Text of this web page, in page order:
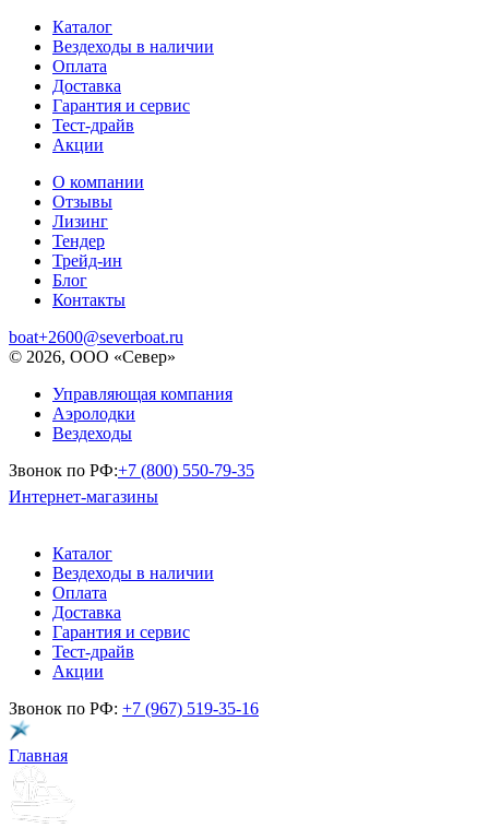
Каталог
Вездеходы в наличии
Оплата
Доставка
Гарантия и сервис
Тест-драйв
Акции
О компании
Отзывы
Лизинг
Тендер
Трейд-ин
Блог
Контакты
boat+2600@severboat.ru
© 2026, ООО «Север»
Управляющая компания
Аэролодки
Вездеходы
Звонок по РФ:+7 (800) 550-79-35
Интернет-магазины
Каталог
Вездеходы в наличии
Оплата
Доставка
Гарантия и сервис
Тест-драйв
Акции
Звонок по РФ: +7 (967) 519-35-16
Главная